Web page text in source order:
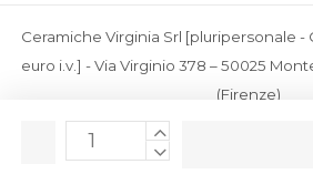
Ceramiche Virginia Srl [pluripersonale -
euro i.v.] - Via Virginio 378 – 50025
(Firenze)
C.F. e P.IVA: IT00436100481 - REA: